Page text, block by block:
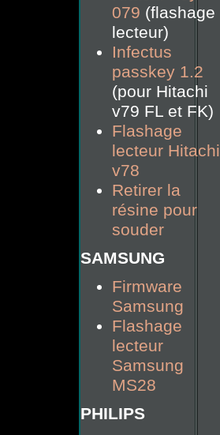
079 (flashage
lecteur)
Infectus
passkey 1.2
(pour Hitachi
v79 FL et FK)
Flashage
lecteur Hitachi
v78
Retirer la
résine pour
souder
SAMSUNG
Firmware
Samsung
Flashage
lecteur
Samsung
MS28
PHILIPS